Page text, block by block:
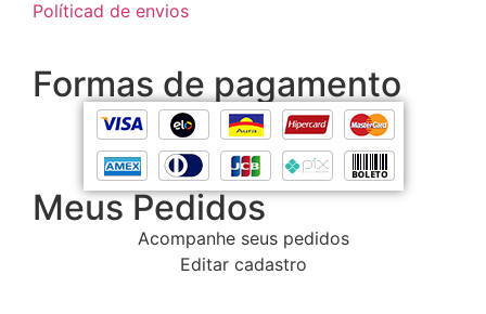
Políticad de envios
Formas de pagamento
Meus Pedidos
Acompanhe seus pedidos
Editar cadastro